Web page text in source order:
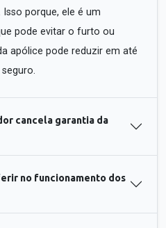
porque, ele é um
pode evitar o furto ou
apólice pode reduzir em até
cancela garantia da
no funcionamento dos